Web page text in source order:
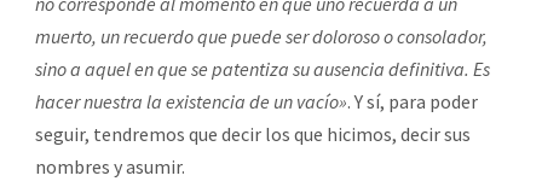
muerto, un recuerdo que puede ser doloroso o consolador,
sino a aquel en que se patentiza su ausencia definitiva. Es
hacer nuestra la existencia de un vacío». Y sí, para poder
seguir, tendremos que decir los que hicimos, decir sus
nombres y asumir.